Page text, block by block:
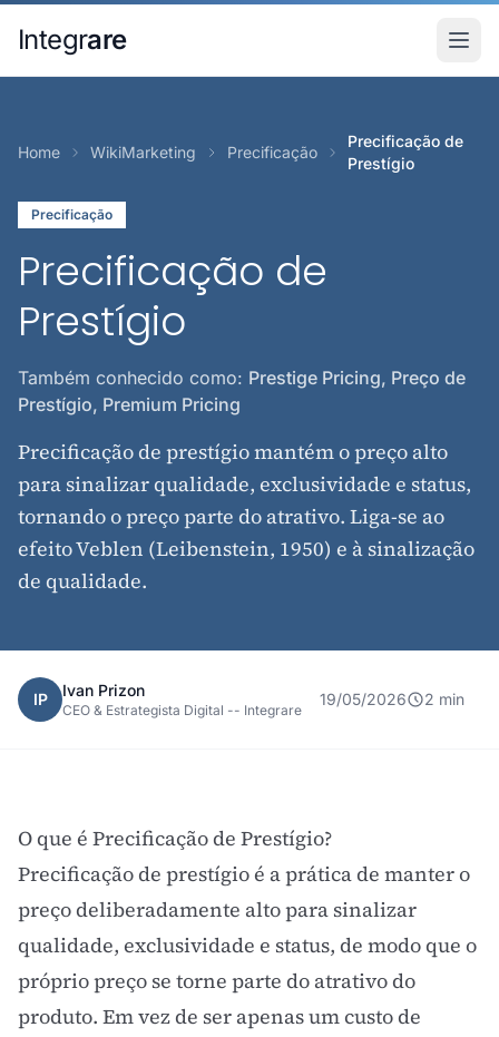
Integrare
Home WikiMarketing Precificação
Precificação de
Prestígio
Precificação
Precificação de
Prestígio
Também conhecido como: Prestige Pricing, Preço de
Prestígio, Premium Pricing
Precificação de prestígio mantém o preço alto
para sinalizar qualidade, exclusividade e status,
tornando o preço parte do atrativo. Liga-se ao
efeito Veblen (Leibenstein, 1950) e à sinalização
de qualidade.
IP Ivan Prizon
CEO & Estrategista Digital -- Integrare
19/05/2026 2 min
O que é Precificação de Prestígio?
Precificação de prestígio é a prática de manter o
preço deliberadamente alto para sinalizar
qualidade, exclusividade e status, de modo que o
próprio preço se torne parte do atrativo do
produto. Em vez de ser apenas um custo de